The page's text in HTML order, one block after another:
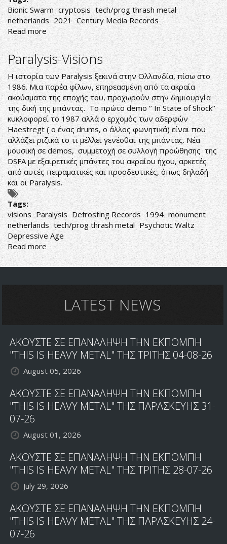
Bionic Swarm cryptosis tech/prog thrash metal
netherlands 2021 Century Media Records
Read more about
Cryptosis-
Bionic
Swarm
Paralysis-Visions
Η ιστορία των Paralysis ξεκινά στην Ολλανδία, πίσω στο
1986. Μια παρέα φίλων, επηρεασμένη από τα ακραία
ακούσματα της εποχής του, προχωρούν στην δημιουργία
της δική της μπάντας. Το πρώτο demo ‘’ In State of Shock’’
κυκλοφορεί το 1987 αλλά ο ερχομός των αδερφών
Haestregt ( ο ένας drums, ο άλλος φωνητικά) είναι που
αλλάζει ριζικά το τι μέλλει γενέσθαι της μπάντας. Νέα
μουσική σε demos, συμμετοχή σε συλλογή προώθησης της
DSFA με εξαιρετικές μπάντες του ακραίου ήχου, αρκετές
από αυτές πειραματικές και προοδευτικές, όπως δηλαδή
και οι Paralysis.
Tags:
visions Paralysis Defrosting Records 1994 monument
netherlands tech/prog thrash metal Psychotic Waltz
Depressive Age
Read more about
Paralysis-
Visions
LATEST NEWS
ΑΚΟΥΣΤΕ ΣΕ ΕΠΑΝΑΛΗΨΗ ΤΗΝ ΕΚΠΟΜΠΗ
"THIS IS HEAVY METAL" ΤΗΣ ΤΡΙΤΗΣ 04-08-26
August 05, 2026
ΑΚΟΥΣΤΕ ΣΕ ΕΠΑΝΑΛΗΨΗ ΤΗΝ ΕΚΠΟΜΠΗ
"THIS IS HEAVY METAL" ΤΗΣ ΠΑΡΑΣΚΕΥΗΣ 31-
07-26
August 01, 2026
ΑΚΟΥΣΤΕ ΣΕ ΕΠΑΝΑΛΗΨΗ ΤΗΝ ΕΚΠΟΜΠΗ
"THIS IS HEAVY METAL" ΤΗΣ ΤΡΙΤΗΣ 28-07-26
July 29, 2026
ΑΚΟΥΣΤΕ ΣΕ ΕΠΑΝΑΛΗΨΗ ΤΗΝ ΕΚΠΟΜΠΗ
"THIS IS HEAVY METAL" ΤΗΣ ΠΑΡΑΣΚΕΥΗΣ 24-
07-26